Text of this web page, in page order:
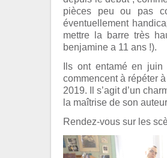
pièces peu ou pas
éventuellement
mettre la barre très
benjamine a 11 ans !).
Ils ont entamé en
commencent à répéter
2019. Il s’agit d’un
la maîtrise de son
Rendez-vous sur les